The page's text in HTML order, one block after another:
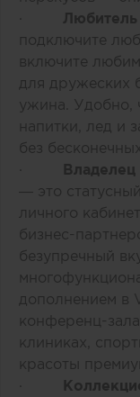
подключите
включите
для дружеских
ужина. Удобно,
напитки, лед и
без
Владелец
— это
личного
бизнес-
безупречный
дополнением в
конференц-
клиниках,
красоты